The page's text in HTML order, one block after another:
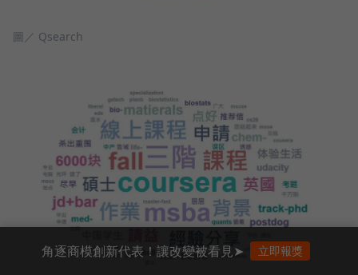
圖／ Qsearch
角逐商模創新代表！讓改變被看見➤ 立即報獎